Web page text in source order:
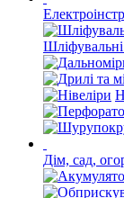
Дім, сад,